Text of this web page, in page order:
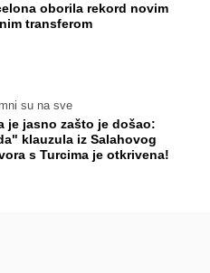
oborila rekord novim
transferom
su na sve
je jasno zašto je došao:
klauzula iz Salahovog
s Turcima je otkrivena!